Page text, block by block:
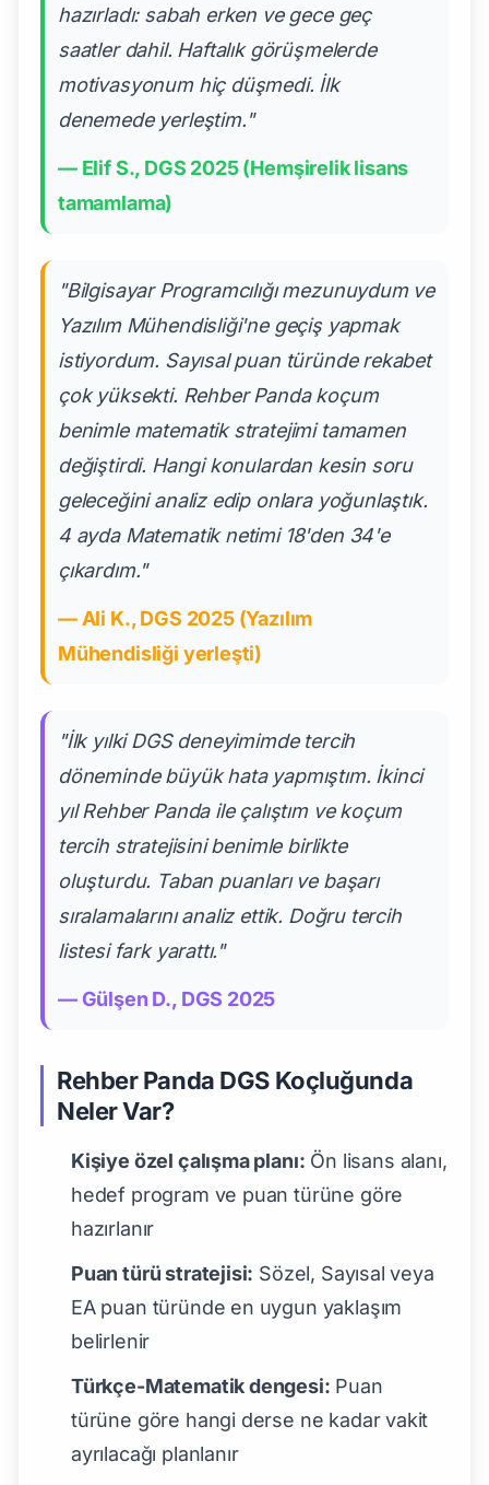
hazırladı: sabah erken ve gece geç
saatler dahil. Haftalık görüşmelerde
motivasyonum hiç düşmedi. İlk
denemede yerleştim."
— Elif S., DGS 2025 (Hemşirelik lisans
tamamlama)
"Bilgisayar Programcılığı mezunuydum ve
Yazılım Mühendisliği'ne geçiş yapmak
istiyordum. Sayısal puan türünde rekabet
çok yüksekti. Rehber Panda koçum
benimle matematik stratejimi tamamen
değiştirdi. Hangi konulardan kesin soru
geleceğini analiz edip onlara yoğunlaştık.
4 ayda Matematik netimi 18'den 34'e
çıkardım."
— Ali K., DGS 2025 (Yazılım
Mühendisliği yerleşti)
"İlk yılki DGS deneyimimde tercih
döneminde büyük hata yapmıştım. İkinci
yıl Rehber Panda ile çalıştım ve koçum
tercih stratejisini benimle birlikte
oluşturdu. Taban puanları ve başarı
sıralamalarını analiz ettik. Doğru tercih
listesi fark yarattı."
— Gülşen D., DGS 2025
Rehber Panda DGS Koçluğunda
Neler Var?
Kişiye özel çalışma planı: Ön lisans alanı,
hedef program ve puan türüne göre
hazırlanır
Puan türü stratejisi: Sözel, Sayısal veya
EA puan türünde en uygun yaklaşım
belirlenir
Türkçe-Matematik dengesi: Puan
türüne göre hangi derse ne kadar vakit
ayrılacağı planlanır